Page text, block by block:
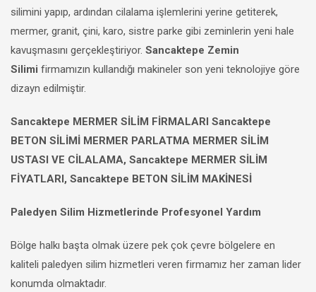
silimini yapıp, ardından cilalama işlemlerini yerine getiterek,
mermer, granit, çini, karo, sistre parke gibi zeminlerin yeni hale
kavuşmasını gerçekleştiriyor. Sancaktepe Zemin
Silimi firmamızın kullandığı makineler son yeni teknolojiye göre
dizayn edilmiştir.
Sancaktepe MERMER SİLİM FİRMALARI Sancaktepe
BETON SİLİMİ MERMER PARLATMA MERMER SİLİM
USTASI VE CİLALAMA, Sancaktepe MERMER SİLİM
FİYATLARI, Sancaktepe BETON SİLİM MAKİNESİ
Paledyen Silim Hizmetlerinde Profesyonel Yardım
Bölge halkı başta olmak üzere pek çok çevre bölgelere en
kaliteli paledyen silim hizmetleri veren firmamız her zaman lider
konumda olmaktadır.